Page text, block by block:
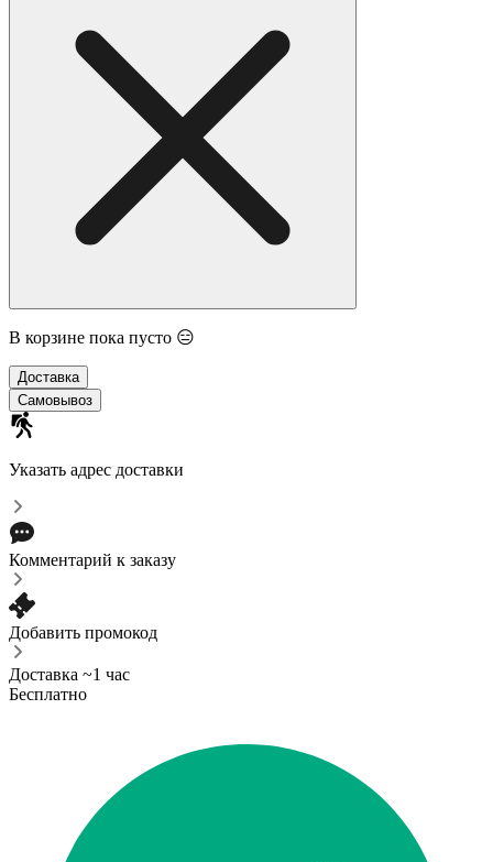
В корзине пока пусто 😑
Доставка
Самовывоз
Указать адрес доставки
Комментарий к заказу
Добавить промокод
Доставка ~1 час
Бесплатно